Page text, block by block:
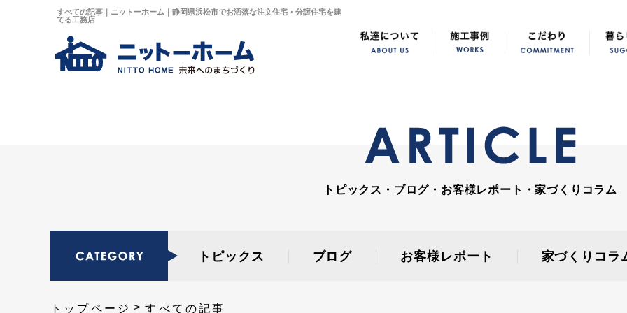
すべての記事｜ニットーホーム｜静岡県浜松市でお洒落な注文住宅・分譲住宅を建
てる工務店
トピックス・ブログ・お客様レポート・家づくりコラム
トピックス ブログ お客様レポート 家づくりコラ
トップページ すべての記事